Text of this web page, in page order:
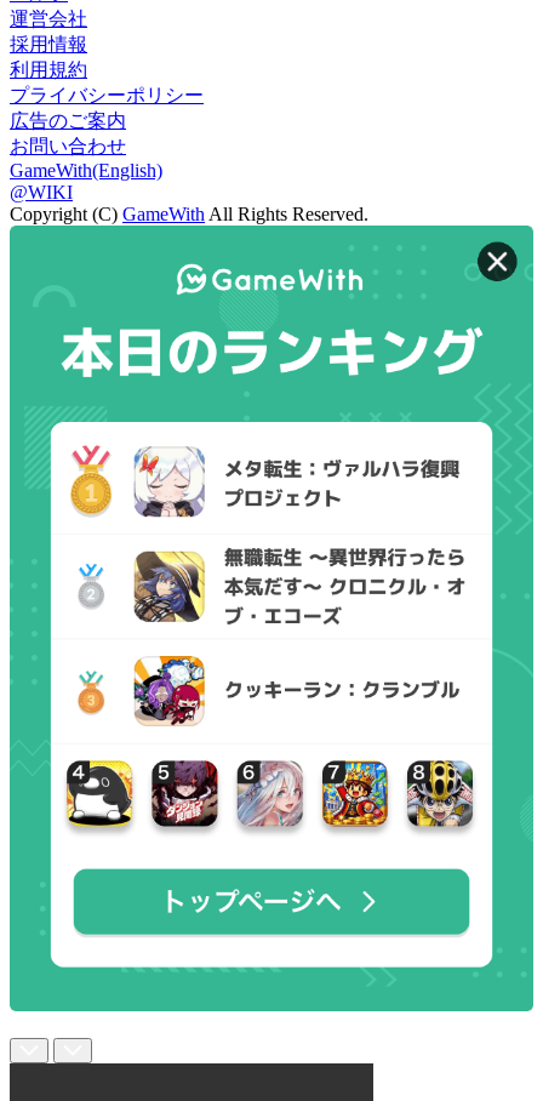
運営会社
採用情報
利用規約
プライバシーポリシー
広告のご案内
お問い合わせ
GameWith(English)
@WIKI
Copyright (C) GameWith All Rights Reserved.